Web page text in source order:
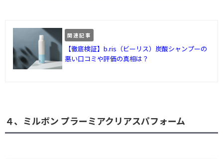
関連記事
【徹底検証】b.ris（ビーリス）炭酸シャンプーの
悪い口コミや評価の真相は？
４、ミルボン プラーミアクリアスパフォーム